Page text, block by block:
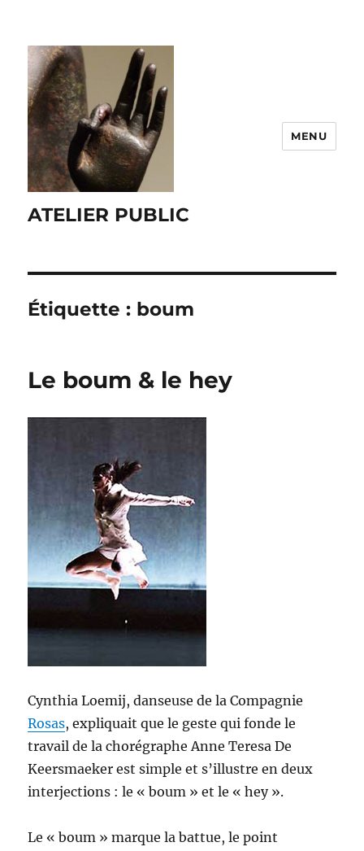
ATELIER PUBLIC
MENU
Étiquette : boum
Le boum & le hey
Cynthia Loemij, danseuse de la Compagnie
Rosas, expliquait que le geste qui fonde le
travail de la chorégraphe Anne Teresa De
Keersmaeker est simple et s’illustre en deux
interjections : le « boum » et le « hey ».
Le « boum » marque la battue, le point